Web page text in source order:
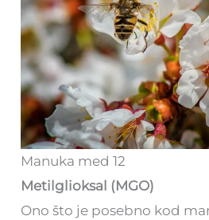
Manuka med 12
Metilglioksal (MGO)
Ono što je posebno kod